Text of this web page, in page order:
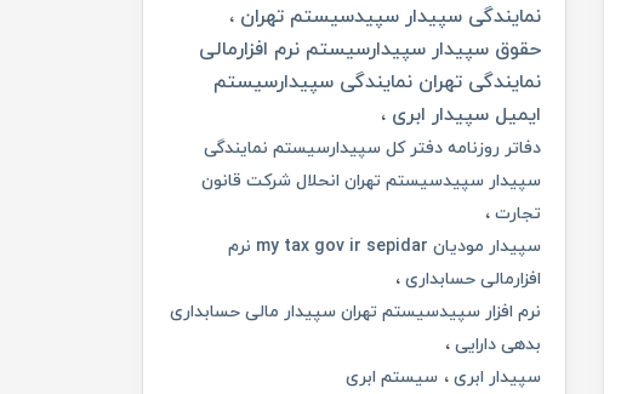
نمایندگی سپیدار سپیدسیستم تهران
حقوق سپیدار سپیدارسیستم نرم افزارمالی
نمایندگی تهران نمایندگی سپیدارسیستم
ایمیل سپیدار ابری
دفاتر روزنامه دفتر کل سپیدارسیستم نمایندگی
سپیدار سپیدسیستم تهران انحلال شرکت قانون
تجارت
سپیدار مودیان my tax gov ir sepidar نرم
افزارمالی حسابداری
نرم افزار سپیدسیستم تهران سپیدار مالی حسابداری
بدهی دارایی
سپیدار ابری
سیستم ابری